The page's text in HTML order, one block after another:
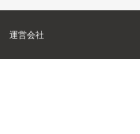
運営会社